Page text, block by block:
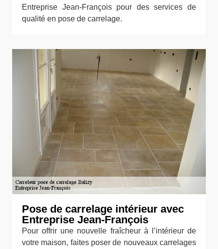
Entreprise Jean-François pour des services de
qualité en pose de carrelage.
Pose de carrelage intérieur avec
Entreprise Jean-François
Pour offrir une nouvelle fraîcheur à l’intérieur de
votre maison, faites poser de nouveaux carrelages